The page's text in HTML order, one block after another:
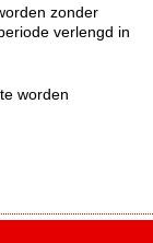
zonder
verlengd in
worden